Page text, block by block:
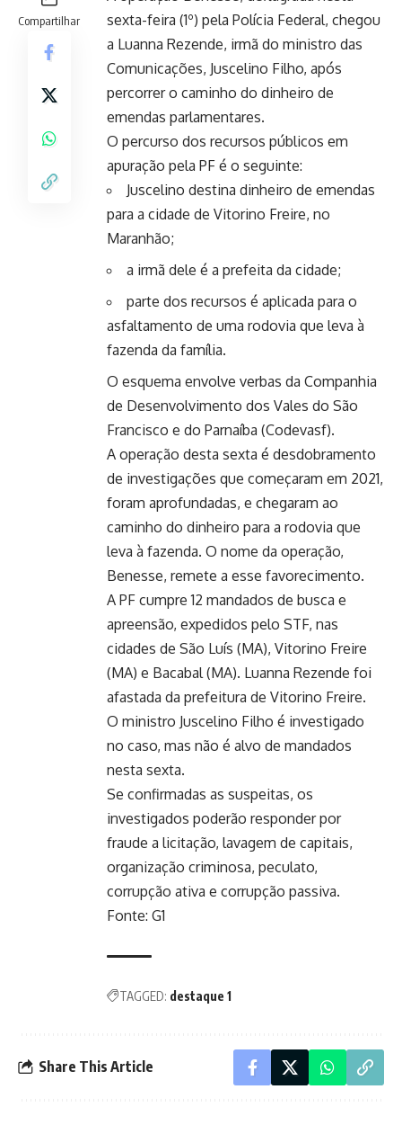
Compartilhar
sexta-feira (1º) pela Polícia Federal, chegou
a Luanna Rezende, irmã do ministro das
Comunicações, Juscelino Filho, após
percorrer o caminho do dinheiro de
emendas parlamentares.
O percurso dos recursos públicos em
apuração pela PF é o seguinte:
Juscelino destina dinheiro de emendas
para a cidade de Vitorino Freire, no
Maranhão;
a irmã dele é a prefeita da cidade;
parte dos recursos é aplicada para o
asfaltamento de uma rodovia que leva à
fazenda da família.
O esquema envolve verbas da Companhia
de Desenvolvimento dos Vales do São
Francisco e do Parnaíba (Codevasf).
A operação desta sexta é desdobramento
de investigações que começaram em 2021,
foram aprofundadas, e chegaram ao
caminho do dinheiro para a rodovia que
leva à fazenda. O nome da operação,
Benesse, remete a esse favorecimento.
A PF cumpre 12 mandados de busca e
apreensão, expedidos pelo STF, nas
cidades de São Luís (MA), Vitorino Freire
(MA) e Bacabal (MA). Luanna Rezende foi
afastada da prefeitura de Vitorino Freire.
O ministro Juscelino Filho é investigado
no caso, mas não é alvo de mandados
nesta sexta.
Se confirmadas as suspeitas, os
investigados poderão responder por
fraude a licitação, lavagem de capitais,
organização criminosa, peculato,
corrupção ativa e corrupção passiva.
Fonte: G1
TAGGED: destaque 1
Share This Article